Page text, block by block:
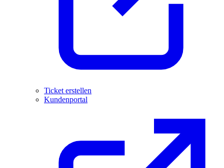
Ticket erstellen
Kundenportal